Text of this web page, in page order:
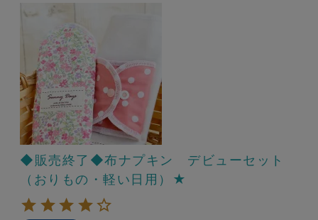
◆販売終了◆布ナプキン デビューセット
（おりもの・軽い日用）★